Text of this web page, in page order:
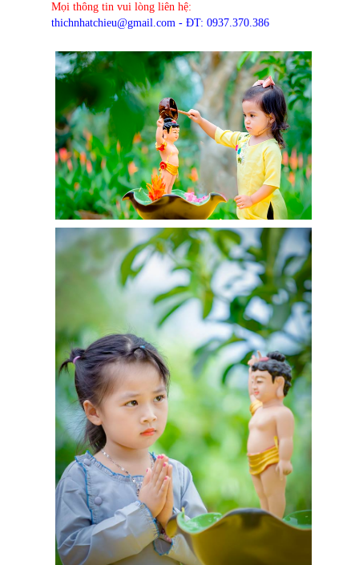
Mọi thông tin vui lòng liên hệ:
thichnhatchieu@gmail.com - ĐT: 0937.370.386